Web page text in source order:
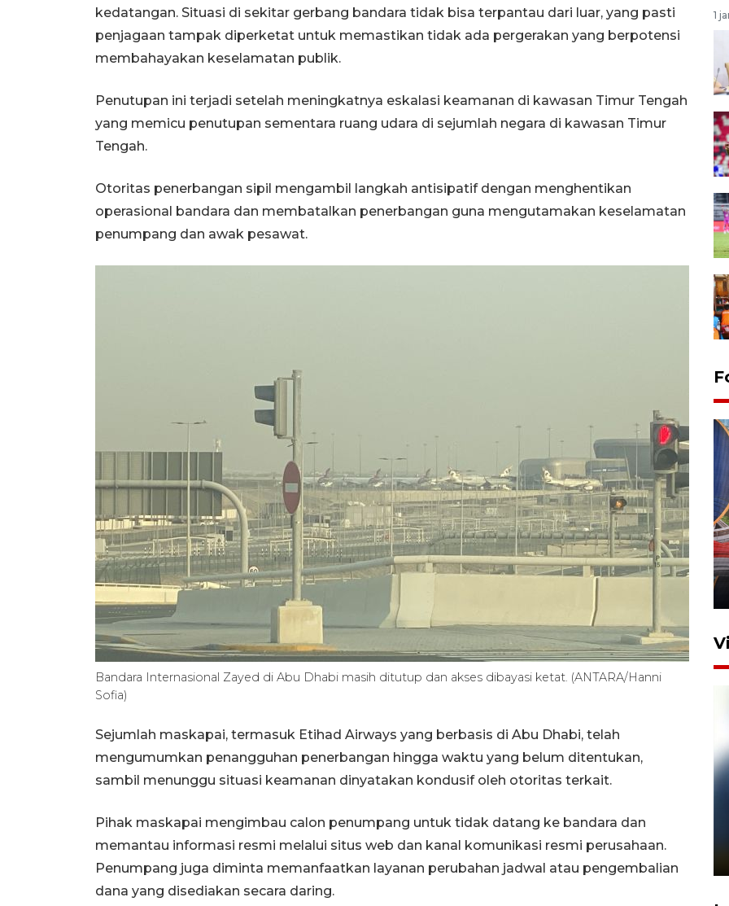
kedatangan. Situasi di sekitar gerbang bandara tidak bisa terpantau dari luar, yang pasti
penjagaan tampak diperketat untuk memastikan tidak ada pergerakan yang berpotensi
membahayakan keselamatan publik.
Penutupan ini terjadi setelah meningkatnya eskalasi keamanan di kawasan Timur Tengah
yang memicu penutupan sementara ruang udara di sejumlah negara di kawasan Timur
Tengah.
Otoritas penerbangan sipil mengambil langkah antisipatif dengan menghentikan
operasional bandara dan membatalkan penerbangan guna mengutamakan keselamatan
penumpang dan awak pesawat.
Bandara Internasional Zayed di Abu Dhabi masih ditutup dan akses dibayasi ketat. (ANTARA/Hanni
Sofia)
Sejumlah maskapai, termasuk Etihad Airways yang berbasis di Abu Dhabi, telah
mengumumkan penangguhan penerbangan hingga waktu yang belum ditentukan,
sambil menunggu situasi keamanan dinyatakan kondusif oleh otoritas terkait.
Pihak maskapai mengimbau calon penumpang untuk tidak datang ke bandara dan
memantau informasi resmi melalui situs web dan kanal komunikasi resmi perusahaan.
Penumpang juga diminta memanfaatkan layanan perubahan jadwal atau pengembalian
dana yang disediakan secara daring.
1
Komisi V DPR tinjau
perlintasan sebidang di
Stasiun Bogor
Pelanggan Filaha Farm setia
sampai 8 tahan?
1 Juni 2026 05:47